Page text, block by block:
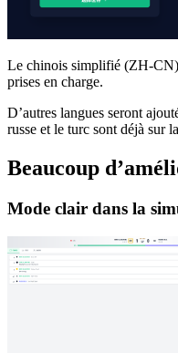
Le chinois simplifié (ZH-CN)
prises en charge.
D’autres langues seront
russe et le turc sont déjà sur
Beaucoup
Mode clair dans la